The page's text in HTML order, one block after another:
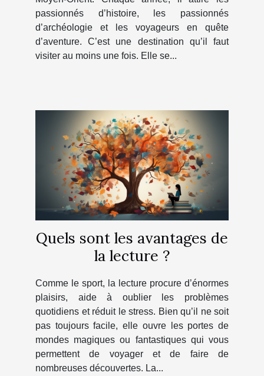
passionnés d’histoire, les passionnés
d’archéologie et les voyageurs en quête
d’aventure. C’est une destination qu’il faut
visiter au moins une fois. Elle se...
Quels sont les avantages de
la lecture ?
Comme le sport, la lecture procure d’énormes
plaisirs, aide à oublier les problèmes
quotidiens et réduit le stress. Bien qu’il ne soit
pas toujours facile, elle ouvre les portes de
mondes magiques ou fantastiques qui vous
permettent de voyager et de faire de
nombreuses découvertes. La...